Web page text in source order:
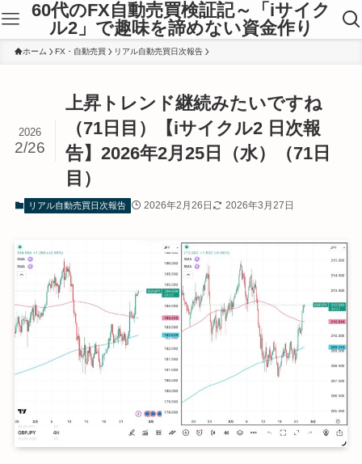
60代のFX自動売買検証記～「iサイク
ル2」で趣味を諦めない資金作り
ホーム FX・自動売買 リアル自動売買日次報告
上昇トレンド継続みたいですね
（71日目）【iサイクル2 日次報
告】2026年2月25日（水）（71日
目）
2026
2/26
リアル自動売買日次報告 2026年2月26日 2026年3月27日